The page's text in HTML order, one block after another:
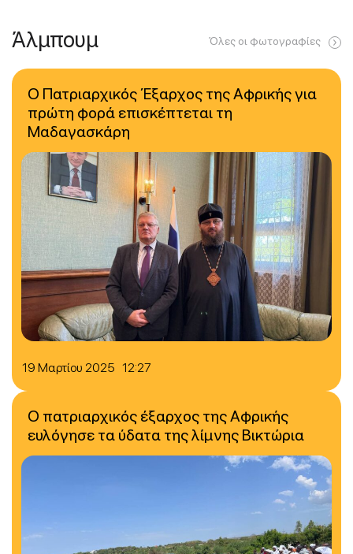
Άλμπουμ Όλες οι φωτογραφίες
19 Μαρτίου 2025 12:27
Ο Πατριαρχικός Έξαρχος της Αφρικής για
πρώτη φορά επισκέπτεται τη
Μαδαγασκάρη
Ο πατριαρχικός έξαρχος της Αφρικής
ευλόγησε τα ύδατα της λίμνης Βικτώρια